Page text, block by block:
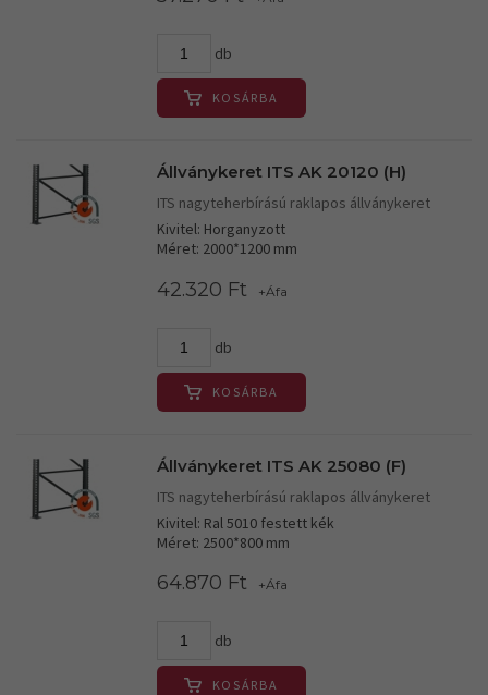
db
KOSÁRBA
Állványkeret ITS AK 20120 (H)
ITS nagyteherbírású raklapos állványkeret
Kivitel: Horganyzott
Méret: 2000*1200 mm
42.320 Ft +Áfa
db
KOSÁRBA
Állványkeret ITS AK 25080 (F)
ITS nagyteherbírású raklapos állványkeret
Kivitel: Ral 5010 festett kék
Méret: 2500*800 mm
64.870 Ft +Áfa
db
KOSÁRBA